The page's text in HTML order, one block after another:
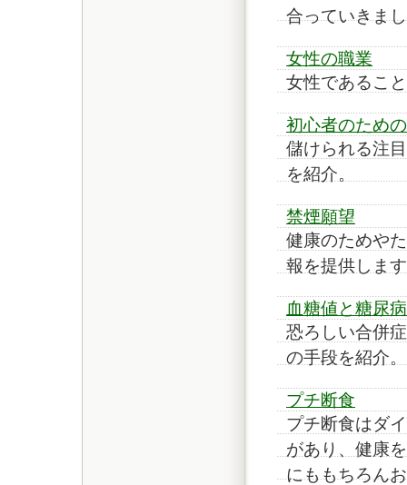
合っていきま
女性の職業
女性であるこ
初心者のため
儲けられる注
を紹介。
禁煙願望
健康のためや
報を提供しま
血糖値と糖尿病
恐ろしい合併
の手段を紹介。
プチ断食
プチ断食はダ
があり、健康
にももちろん